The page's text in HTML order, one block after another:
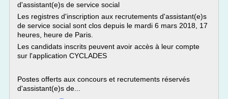
d'assistant(e)s de service social
Les registres d'inscription aux recrutements d'assistant(e)s
de service social sont clos depuis le mardi 6 mars 2018, 17
heures, heure de Paris.
Les candidats inscrits peuvent avoir accès à leur compte
sur l'application CYCLADES
Postes offerts aux concours et recrutements réservés
d'assistant(e)s de...